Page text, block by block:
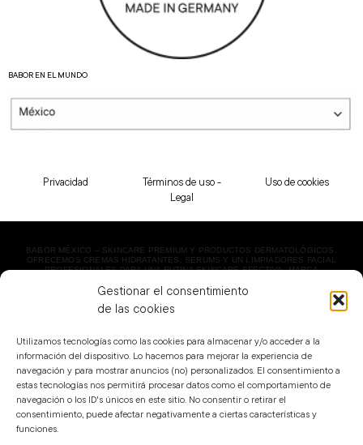
Gestionar el consentimiento
de las cookies
Utilizamos tecnologías como las cookies para almacenar y/o acceder a la
información del dispositivo. Lo hacemos para mejorar la experiencia de
navegación y para mostrar anuncios (no) personalizados. El consentimiento a
estas tecnologías nos permitirá procesar datos como el comportamiento de
navegación o los ID's únicos en este sitio. No consentir o retirar el
consentimiento, puede afectar negativamente a ciertas características y
funciones.
BABOR EN EL MUNDO
Privacidad
Términos de uso -
Legal
Uso de cookies
BABOR MÉXICO – SKINCARE PREMIUM Y PRODUCTOS DERMATOLÓGICOS.
OFRECEMOS CREMAS HIDRATANTES, SERUMS Y UN LIMPIADORES FACIAL
PROFESIONALES PARA UNA RUTINA SKINCARE EFECTIVA. MARCA
COPYRIGHT 2023 BABOR MÉXICO | TODOS LOS DERECHOS RESERVADOS.